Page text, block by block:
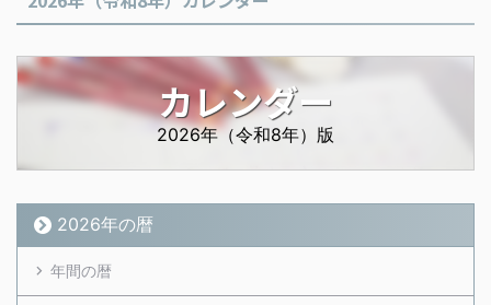
カレンダー
2026年（令和8年）版
2026年の暦
年間の暦